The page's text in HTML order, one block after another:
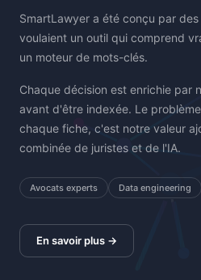
SmartLawyer a été conçu par
voulaient un outil qui comprend
un moteur de mots-clés.
Chaque décision est enrichie par
avant d'être indexée. Le
chaque fiche, c'est notre valeur
combinée de juristes et de l'IA.
Avocats experts Data engineering
En savoir plus →